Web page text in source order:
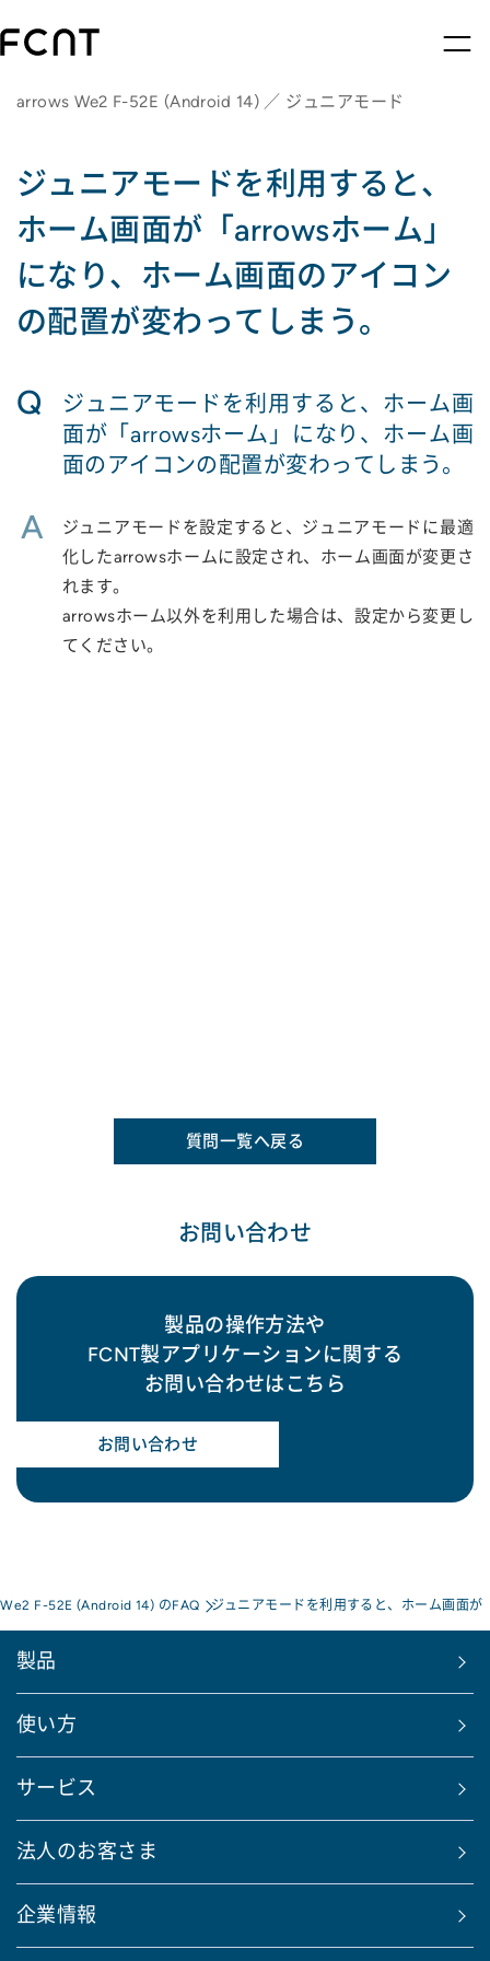
arrows We2 F-52E (Android 14) ／ ジュニアモード
ジュニアモードを利用すると、
ホーム画面が「arrowsホーム」
になり、ホーム画面のアイコン
の配置が変わってしまう。
Q
ジュニアモードを利用すると、ホーム画
面が「arrowsホーム」になり、ホーム画
面のアイコンの配置が変わってしまう。
A
ジュニアモードを設定すると、ジュニアモードに最適
化したarrowsホームに設定され、ホーム画面が変更さ
れます。
arrowsホーム以外を利用した場合は、設定から変更し
てください。
質問一覧へ戻る
お問い合わせ
製品の操作方法や
FCNT製アプリケーションに関する
お問い合わせはこちら
お問い合わせ
F-52E (Android 14) のFAQ ジュニアモードを利用すると、ホーム画面
製品
使い方
サービス
法人のお客さま
企業情報